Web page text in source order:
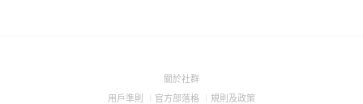
關於社群(Open
用戶準則 (Open
官方部落格 (Open
規則及政策(Open